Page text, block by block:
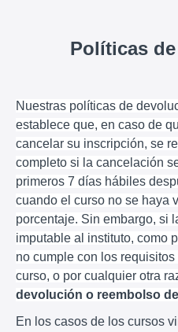
Políticas
Nuestras políticas de
establece que, en caso de
cancelar su inscripción, se
completo si la cancelación
primeros 7 días hábiles
cuando el curso no se haya
porcentaje. Sin embargo, si
imputable al instituto, como
no cumple con los
curso, o por cualquier otra
devolución o reembolso
En los casos de los cursos